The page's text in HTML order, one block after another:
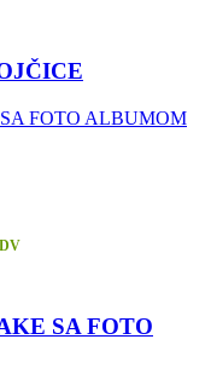
SA FOTO